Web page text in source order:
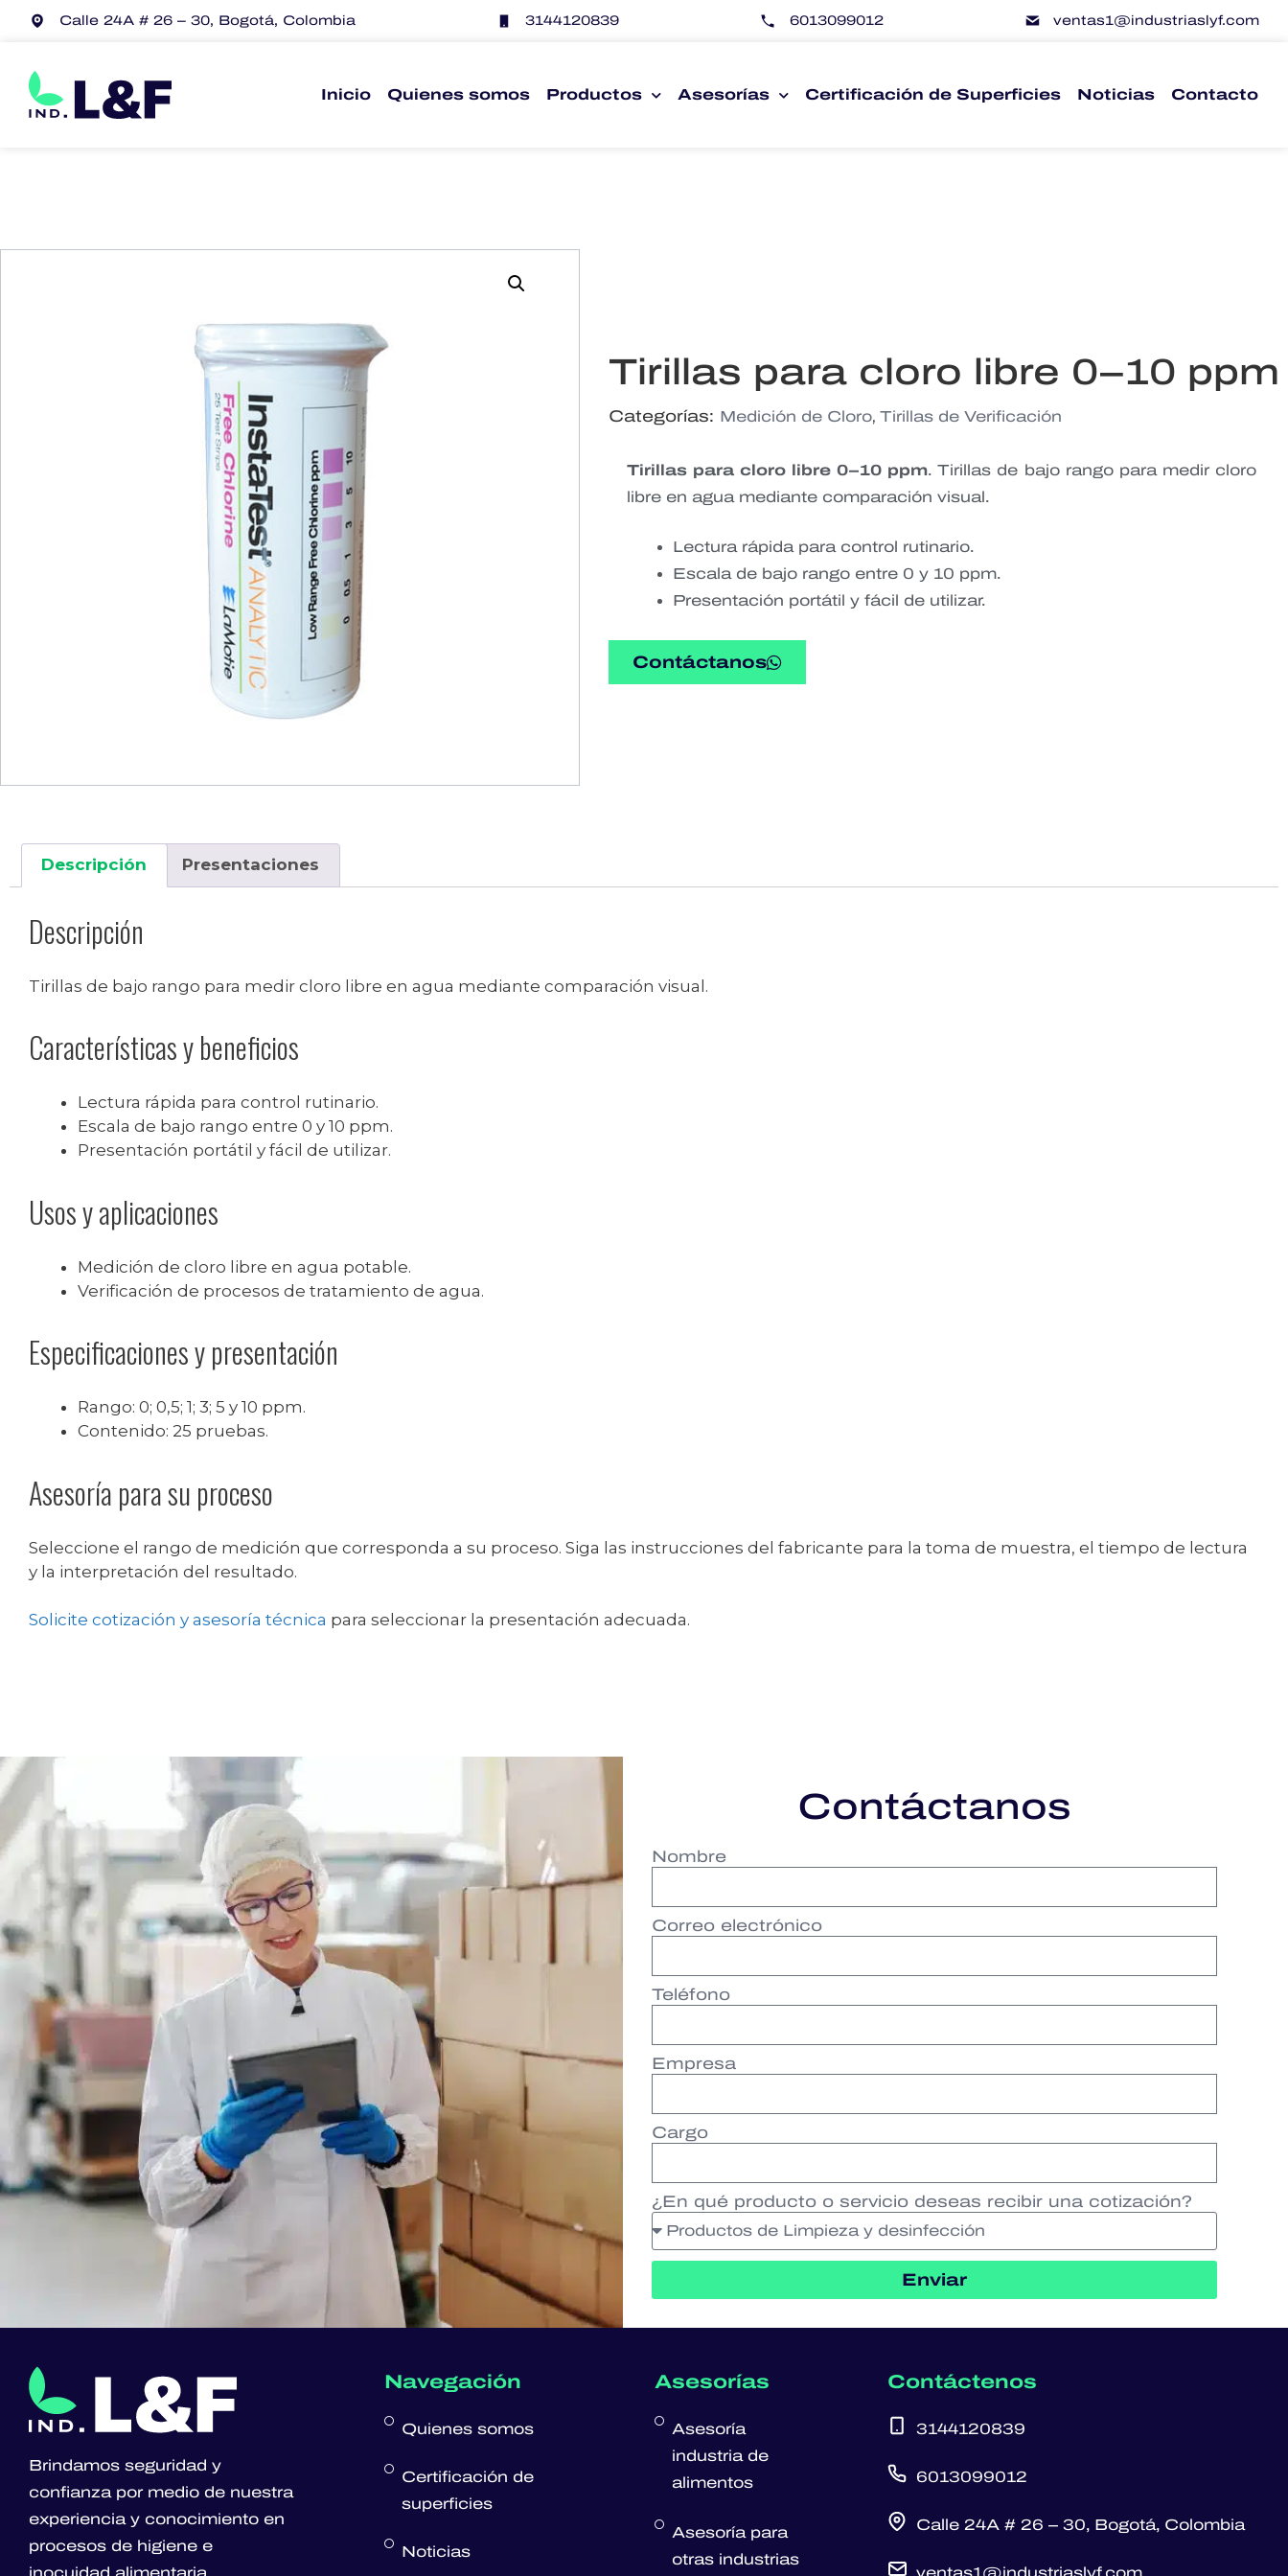
Calle 24A # 26 – 30, Bogotá, Colombia 3144120839 6013099012 ventas1@industriaslyf.com
Inicio Quienes somos Productos Asesorías Certificación de Superficies Noticias Contacto
Tirillas para cloro libre 0–10 ppm
Categorías: Medición de Cloro, Tirillas de Verificación
Tirillas para cloro libre 0–10 ppm. Tirillas de bajo rango para medir cloro
libre en agua mediante comparación visual.
Lectura rápida para control rutinario.
Escala de bajo rango entre 0 y 10 ppm.
Presentación portátil y fácil de utilizar.
Contáctanos
Descripción Presentaciones
Descripción
Tirillas de bajo rango para medir cloro libre en agua mediante comparación visual.
Características y beneficios
Lectura rápida para control rutinario.
Escala de bajo rango entre 0 y 10 ppm.
Presentación portátil y fácil de utilizar.
Usos y aplicaciones
Medición de cloro libre en agua potable.
Verificación de procesos de tratamiento de agua.
Especificaciones y presentación
Rango: 0; 0,5; 1; 3; 5 y 10 ppm.
Contenido: 25 pruebas.
Asesoría para su proceso
Seleccione el rango de medición que corresponda a su proceso. Siga las instrucciones del fabricante para la toma de muestra, el tiempo de lectura
y la interpretación del resultado.
Solicite cotización y asesoría técnica para seleccionar la presentación adecuada.
Contáctanos
Nombre
Correo electrónico
Teléfono
Empresa
Cargo
¿En qué producto o servicio deseas recibir una cotización?
Enviar
Brindamos seguridad y
confianza por medio de nuestra
experiencia y conocimiento en
procesos de higiene e
Navegación
Quienes somos
Certificación de
superficies
Noticias
Asesorías
Asesoría
industria de
alimentos
Asesoría para
otras industrias
Contáctenos
3144120839
6013099012
Calle 24A # 26 – 30, Bogotá, Colombia